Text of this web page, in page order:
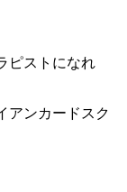
ピストになれ
アンカードスク